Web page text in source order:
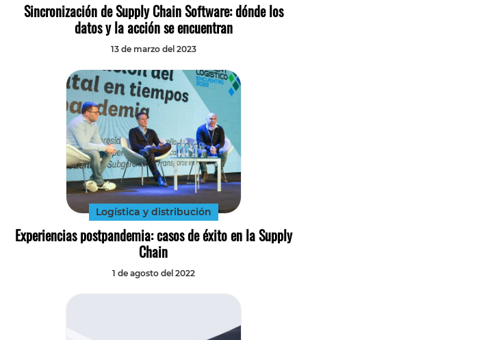
Sincronización de Supply Chain Software: dónde los
datos y la acción se encuentran
13 de marzo del 2023
Logística y distribución
Experiencias postpandemia: casos de éxito en la Supply
Chain
1 de agosto del 2022